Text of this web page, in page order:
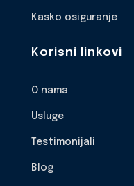
Kasko osiguranje
Korisni linkovi
O nama
Usluge
Testimonijali
Blog